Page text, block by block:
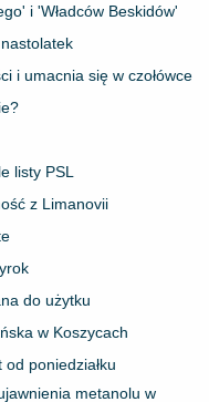
i 'Władców Beskidów'
i umacnia się w czołówce
listy PSL
z Limanovii
do użytku
w Koszycach
poniedziałku
metanolu w